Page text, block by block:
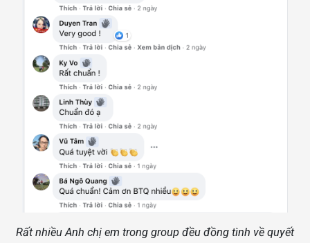
Rất nhiều Anh chị em trong group đều đồng tình về quyết